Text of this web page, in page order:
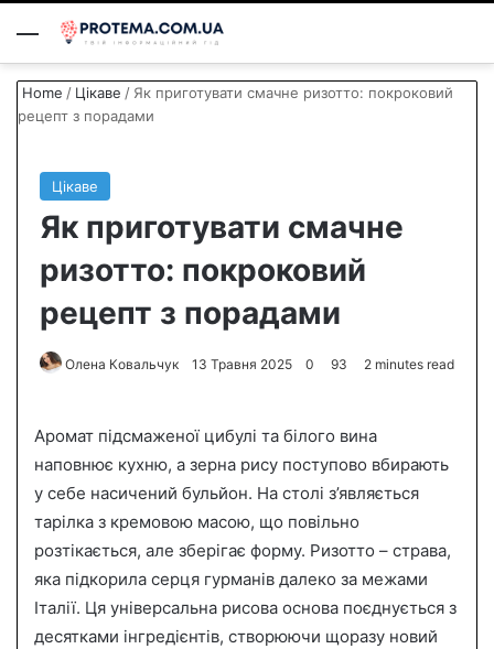
Menu
Home / Цікаве / Як приготувати смачне ризотто: покроковий
рецепт з порадами
Цікаве
Як приготувати смачне
ризотто: покроковий
рецепт з порадами
Олена Ковальчук
d
a
n
e
m
a
13 Травня 2025 0 93 2 minutes read
Аромат підсмаженої цибулі та білого вина
наповнює кухню, а зерна рису поступово вбирають
у себе насичений бульйон. На столі з’являється
тарілка з кремовою масою, що повільно
розтікається, але зберігає форму. Ризотто – страва,
яка підкорила серця гурманів далеко за межами
Італії. Ця універсальна рисова основа поєднується з
десятками інгредієнтів, створюючи щоразу новий